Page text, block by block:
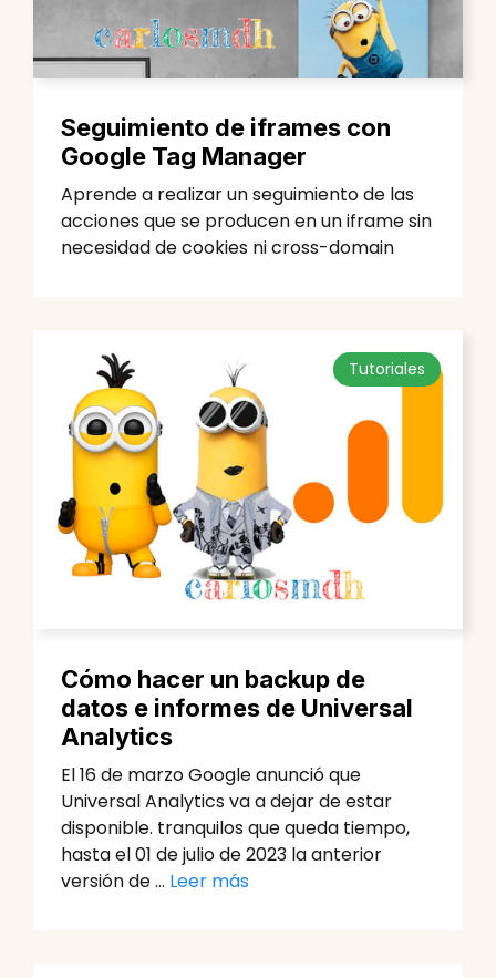
Seguimiento de iframes con
Google Tag Manager
Aprende a realizar un seguimiento de las
acciones que se producen en un iframe sin
necesidad de cookies ni cross-domain
Cómo hacer un backup de
datos e informes de Universal
Analytics
El 16 de marzo Google anunció que
Universal Analytics va a dejar de estar
disponible. tranquilos que queda tiempo,
hasta el 01 de julio de 2023 la anterior
versión de … Leer más
Tutoriales